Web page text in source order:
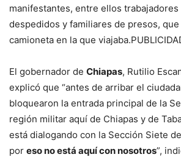
manifestantes, entre ellos trabajadores
despedidos y familiares de presos,
camioneta en la que
El gobernador de Chiapas, Rutilio
explicó que “antes de arribar el
bloquearon la entrada principal de la
región militar aquí de Chiapas y de
está dialogando con la Sección Siete
por eso no está aquí con nosotros”,